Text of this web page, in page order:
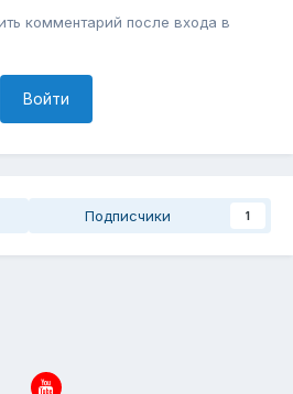
комментарий после входа в
Войти
Подписчики 1